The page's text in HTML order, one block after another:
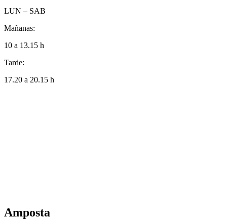
LUN – SAB
Mañanas:
10 a 13.15 h
Tarde:
17.20 a 20.15 h
Amposta